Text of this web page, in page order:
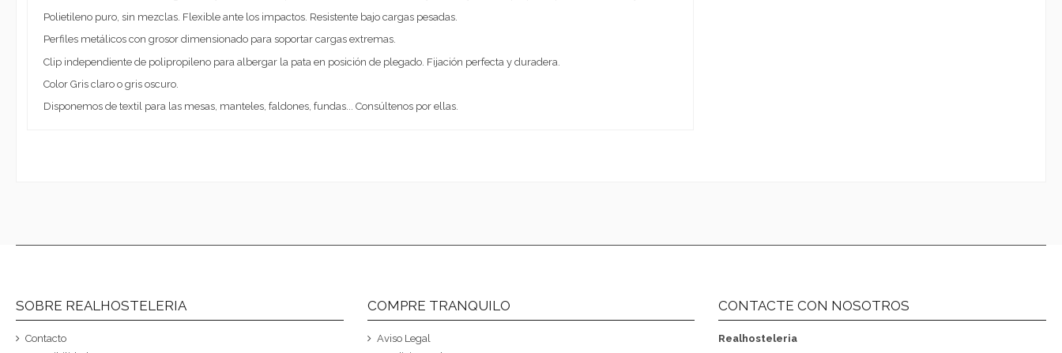
Polietileno puro, sin mezclas. Flexible ante los impactos. Resistente bajo cargas pesadas.
Perfiles metálicos con grosor dimensionado para soportar cargas extremas.
Clip independiente de polipropileno para albergar la pata en posición de plegado. Fijación perfecta y duradera.
Color Gris claro o gris oscuro.
Disponemos de textil para las mesas, manteles, faldones, fundas... Consúltenos por ellas.
SOBRE REALHOSTELERIA
Contacto
COMPRE TRANQUILO
Aviso Legal
CONTACTE CON NOSOTROS
Realhosteleria